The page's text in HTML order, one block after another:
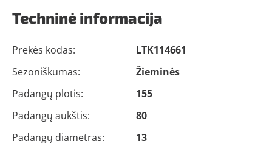
Techninė informacija
Prekės kodas:
LTK114661
Sezoniškumas:
Žieminės
Padangų plotis:
155
Padangų aukštis:
80
Padangų diametras:
13